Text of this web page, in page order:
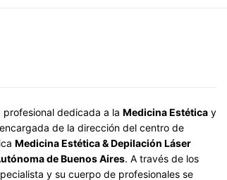
profesional dedicada a la Medicina Estética y
de la dirección del centro de
Medicina Estética & Depilación Láser
de Buenos Aires. A través de los
y su cuerpo de profesionales se